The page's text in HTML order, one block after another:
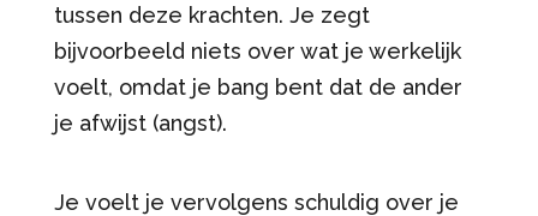
tussen deze krachten. Je zegt
bijvoorbeeld niets over wat je werkelijk
voelt, omdat je bang bent dat de ander
je afwijst (angst).
Je voelt je vervolgens schuldig over je